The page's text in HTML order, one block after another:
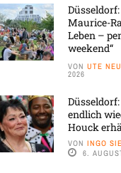
Maurice-
Leben –
weekend“
VON UTE
2026
endlich
Houck
VON INGO
6.